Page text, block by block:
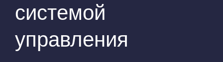
системой
управления